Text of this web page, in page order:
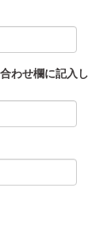
わせ欄に記入し